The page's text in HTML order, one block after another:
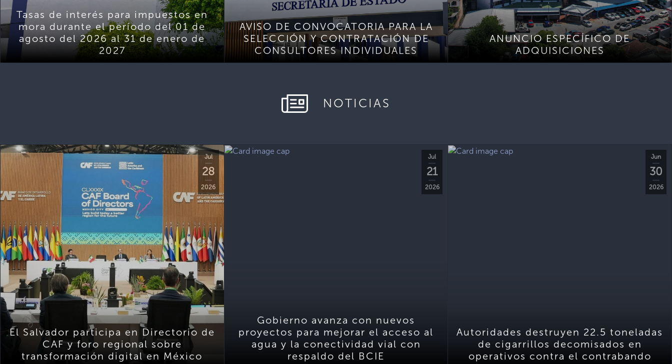
Tasas de interés para impuestos en
mora durante el período del 01 de
agosto del 2026 al 31 de enero de
2027
AVISO DE CONVOCATORIA PARA LA
SELECCIÓN Y CONTRATACIÓN DE
CONSULTORES INDIVIDUALES
ANUNCIO ESPECÍFICO DE
ADQUISICIONES
NOTICIAS
Jul
28
2026
El Salvador participa en Directorio de
CAF y foro regional sobre
transformación digital en México
Jul
21
2026
Gobierno avanza con nuevos
proyectos para mejorar el acceso al
agua y la conectividad vial con
respaldo del BCIE
Jun
30
2026
Autoridades destruyen 22.5 toneladas
de cigarrillos decomisados en
operativos contra el contrabando